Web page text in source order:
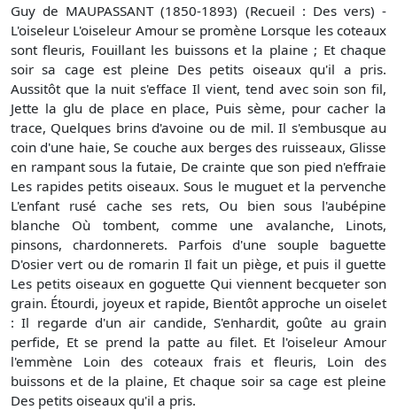
Guy de MAUPASSANT (1850-1893) (Recueil : Des vers) -
L'oiseleur L'oiseleur Amour se promène Lorsque les coteaux
sont fleuris, Fouillant les buissons et la plaine ; Et chaque
soir sa cage est pleine Des petits oiseaux qu'il a pris.
Aussitôt que la nuit s'efface Il vient, tend avec soin son fil,
Jette la glu de place en place, Puis sème, pour cacher la
trace, Quelques brins d'avoine ou de mil. Il s'embusque au
coin d'une haie, Se couche aux berges des ruisseaux, Glisse
en rampant sous la futaie, De crainte que son pied n'effraie
Les rapides petits oiseaux. Sous le muguet et la pervenche
L'enfant rusé cache ses rets, Ou bien sous l'aubépine
blanche Où tombent, comme une avalanche, Linots,
pinsons, chardonnerets. Parfois d'une souple baguette
D'osier vert ou de romarin Il fait un piège, et puis il guette
Les petits oiseaux en goguette Qui viennent becqueter son
grain. Étourdi, joyeux et rapide, Bientôt approche un oiselet
: Il regarde d'un air candide, S'enhardit, goûte au grain
perfide, Et se prend la patte au filet. Et l'oiseleur Amour
l'emmène Loin des coteaux frais et fleuris, Loin des
buissons et de la plaine, Et chaque soir sa cage est pleine
Des petits oiseaux qu'il a pris.